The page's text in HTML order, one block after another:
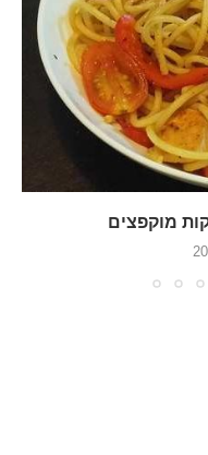
מוקפצים